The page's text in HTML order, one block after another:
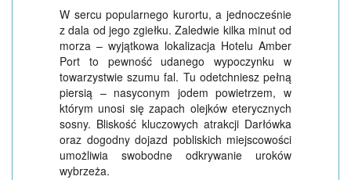
W sercu popularnego kurortu, a jednocześnie
z dala od jego zgiełku. Zaledwie kilka minut od
morza – wyjątkowa lokalizacja Hotelu Amber
Port to pewność udanego wypoczynku w
towarzystwie szumu fal. Tu odetchniesz pełną
piersią – nasyconym jodem powietrzem, w
którym unosi się zapach olejków eterycznych
sosny. Bliskość kluczowych atrakcji Darłówka
oraz dogodny dojazd pobliskich miejscowości
umożliwia swobodne odkrywanie uroków
wybrzeża.